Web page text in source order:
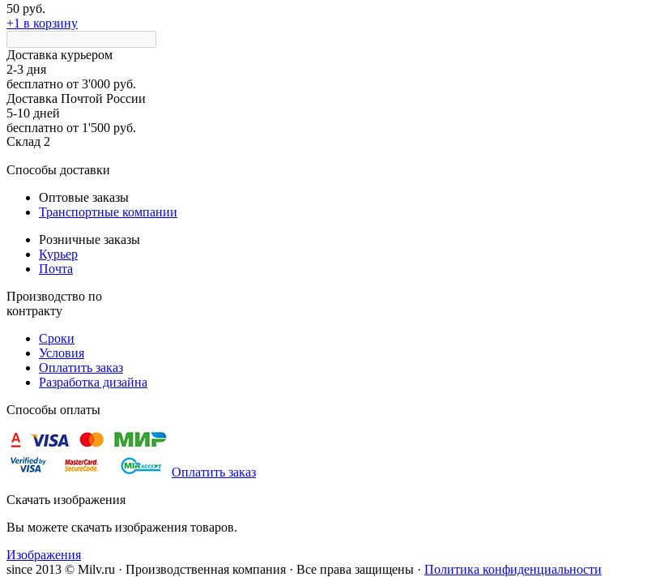
50 руб.
+1 в корзину
Доставка курьером
2-3 дня
бесплатно от 3'000 руб.
Доставка Почтой России
5-10 дней
бесплатно от 1'500 руб.
Склад 2
Способы доставки
Оптовые заказы
Транспортные компании
Розничные заказы
Курьер
Почта
Производство по
контракту
Сроки
Условия
Оплатить заказ
Разработка дизайна
Способы оплаты
Оплатить заказ
Скачать изображения
Вы можете скачать изображения товаров.
Изображения
since 2013 © Milv.ru · Производственная компания · Все права защищены · Политика конфиденциальности